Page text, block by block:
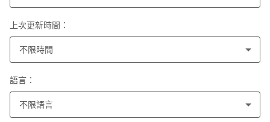
上次更新時間：
不限時間
語言：
不限語言